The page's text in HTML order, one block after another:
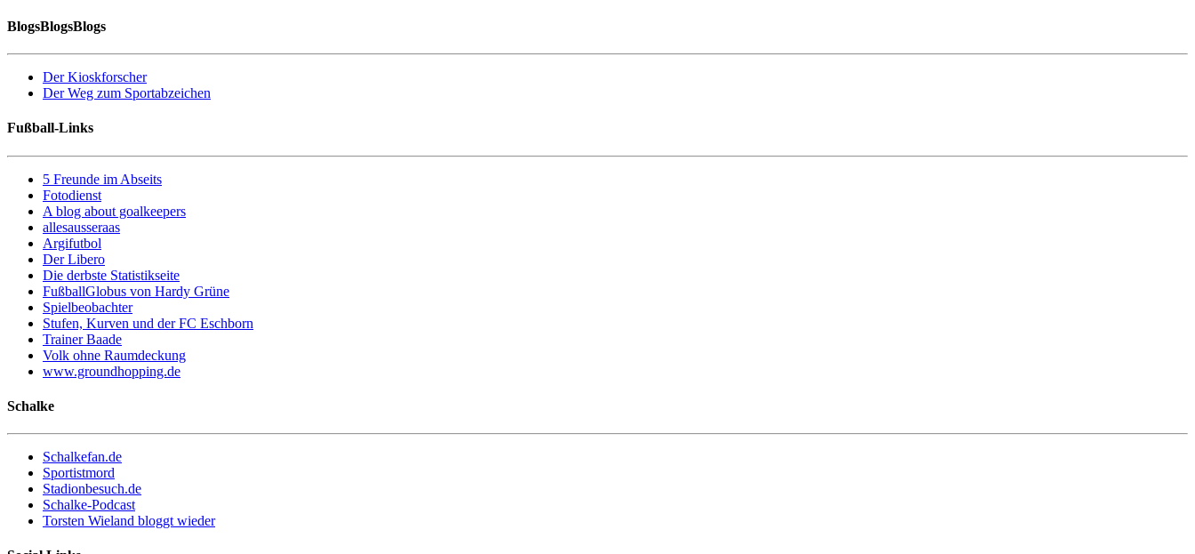
BlogsBlogsBlogs
Der Kioskforscher
Der Weg zum Sportabzeichen
Fußball-Links
5 Freunde im Abseits
Fotodienst
A blog about goalkeepers
allesausseraas
Argifutbol
Der Libero
Die derbste Statistikseite
FußballGlobus von Hardy Grüne
Spielbeobachter
Stufen, Kurven und der FC Eschborn
Trainer Baade
Volk ohne Raumdeckung
www.groundhopping.de
Schalke
Schalkefan.de
Sportistmord
Stadionbesuch.de
Schalke-Podcast
Torsten Wieland bloggt wieder